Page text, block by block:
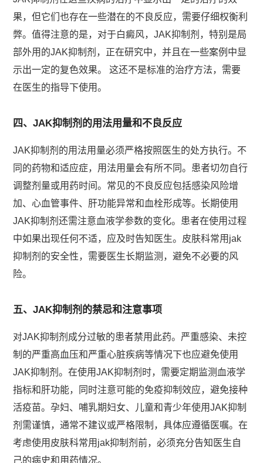
果，但它们也存在一些潜在的不良反应，需要仔细权衡利
弊。值得注意的是，对于白癜风，JAK抑制剂，特别是局
部外用的JAK抑制剂，正在研究中，并且在一些案例中显
示出一定的复色效果。 这还不是标准的治疗方法，需要
在医生的指导下使用。
四、JAK抑制剂的用法用量和不良反应
JAK抑制剂的用法用量必须严格按照医生的处方执行。不
同的药物和适应症，用法用量会有所不同。患者切勿自行
调整剂量或用药时间。常见的不良反应包括感染风险增
加、心血管事件、肝功能异常和血栓形成等。长期使用
JAK抑制剂还需注意血液学参数的变化。患者在使用过程
中如果出现任何不适，应及时告知医生。皮肤科常用jak
抑制剂的安全性，需要医生长期监测，避免不必要的风
险。
五、JAK抑制剂的禁忌和注意事项
对JAK抑制剂成分过敏的患者禁用此药。严重感染、未控
制的严重高血压和严重心脏疾病等情况下也应避免使用
JAK抑制剂。在使用JAK抑制剂时，需要定期监测血液学
指标和肝功能，同时注意可能的免疫抑制效应，避免接种
活疫苗。孕妇、哺乳期妇女、儿童和青少年使用JAK抑制
剂需谨慎，通常不建议或严格限制，具体应遵循医嘱。在
考虑使用皮肤科常用jak抑制剂前，必须充分告知医生自
己的病史和用药情况。